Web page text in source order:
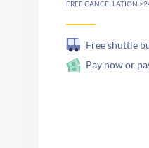
FREE CANCELLATION
Free shuttle
Pay now or